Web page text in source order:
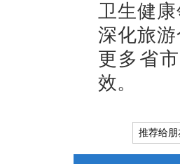
卫生健
深化旅
更多省
效。
推荐给朋